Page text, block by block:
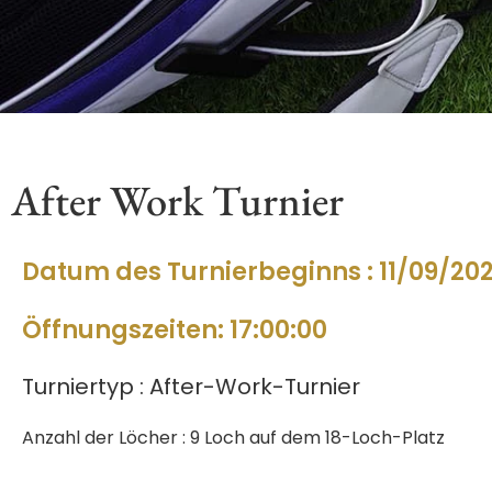
After Work Turnier
Datum des Turnierbeginns : 11/09/
Öffnungszeiten: 17:00:00
Turniertyp : After-Work-Turnier
Anzahl der Löcher : 9 Loch auf dem 18-Loch-Platz